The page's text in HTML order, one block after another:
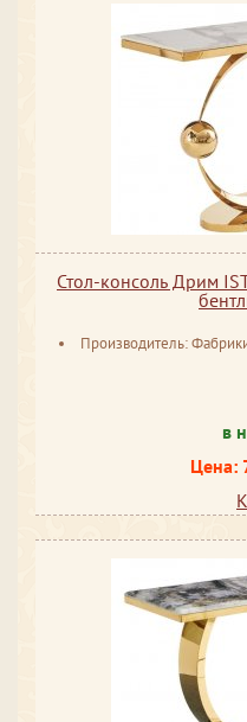
Стол-консоль Дрим
Производитель:
в
Цена: